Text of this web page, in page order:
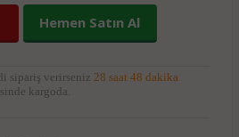
Hemen Satın Al
sipariş verirseniz 28 saat 47 dakika
kargoda.